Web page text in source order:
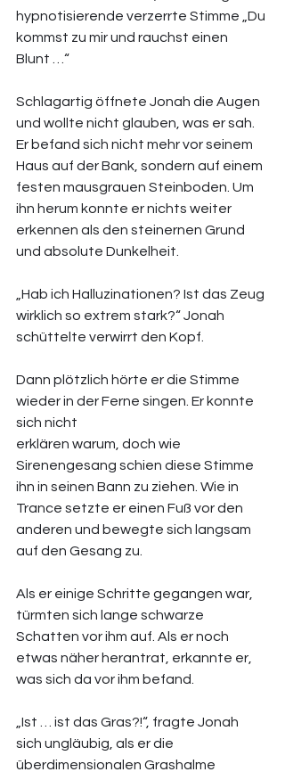
hypnotisierende verzerrte Stimme „Du
kommst zu mir und rauchst einen
Blunt …“
Schlagartig öffnete Jonah die Augen
und wollte nicht glauben, was er sah.
Er befand sich nicht mehr vor seinem
Haus auf der Bank, sondern auf einem
festen mausgrauen Steinboden. Um
ihn herum konnte er nichts weiter
erkennen als den steinernen Grund
und absolute Dunkelheit.
„Hab ich Halluzinationen? Ist das Zeug
wirklich so extrem stark?“ Jonah
schüttelte verwirrt den Kopf.
Dann plötzlich hörte er die Stimme
wieder in der Ferne singen. Er konnte
sich nicht
erklären warum, doch wie
Sirenengesang schien diese Stimme
ihn in seinen Bann zu ziehen. Wie in
Trance setzte er einen Fuß vor den
anderen und bewegte sich langsam
auf den Gesang zu.
Als er einige Schritte gegangen war,
türmten sich lange schwarze
Schatten vor ihm auf. Als er noch
etwas näher herantrat, erkannte er,
was sich da vor ihm befand.
„Ist … ist das Gras?!“, fragte Jonah
sich ungläubig, als er die
überdimensionalen Grashalme